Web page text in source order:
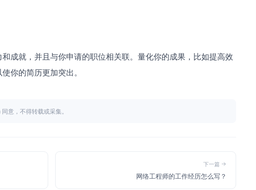
成就，并且与你申请的职位相关联。量化你的成果，比如提高效
你的简历更加突出。
意，不得转载或采集。
下一篇
网络工程师的工作经历怎么写？